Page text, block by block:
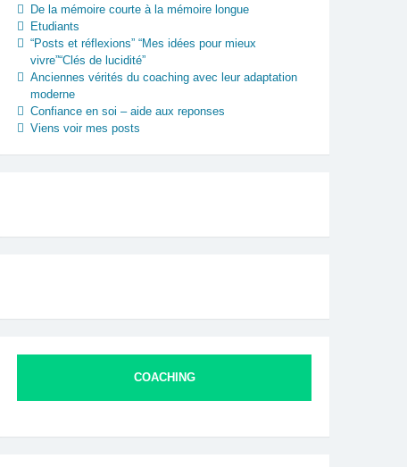
De la mémoire courte à la mémoire longue
Etudiants
“Posts et réflexions” “Mes idées pour mieux
vivre”“Clés de lucidité”
Anciennes vérités du coaching avec leur adaptation
moderne
Confiance en soi – aide aux reponses
Viens voir mes posts
COACHING